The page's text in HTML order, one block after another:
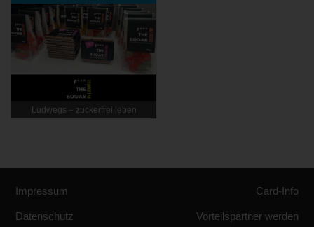
Ludwegs – zuckerfrei leben
Impressum
Datenschutz
Card-Info
Vorteilspartner werden